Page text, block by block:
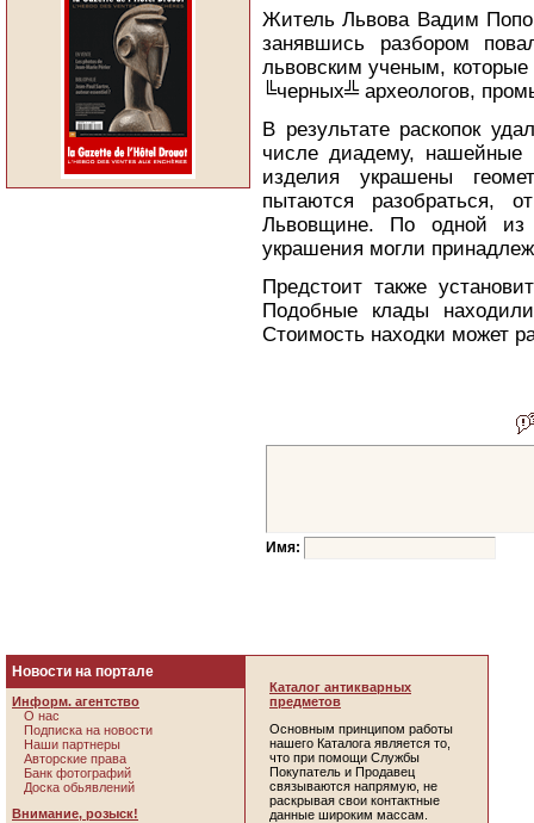
Житель Львова Вадим
занявшись разбором
львовским ученым,
╚черных╩ археологов,
В результате раскопок
числе диадему, нашейные
изделия украшены
пытаются разобраться,
Львовщине. По одной из
украшения могли
Предстоит также
Подобные клады
Стоимость находки может
Имя:
Новости на портале
Информ. агентство
О нас
Подписка на новости
Наши партнеры
Авторские права
Банк фотографий
Доска обьявлений
Внимание, розыск!
Каталог антикварных
предметов
Основным принципом работы
нашего Каталога является то,
что при помощи Службы
Покупатель и Продавец
связываются напрямую, не
раскрывая свои контактные
данные широким массам.